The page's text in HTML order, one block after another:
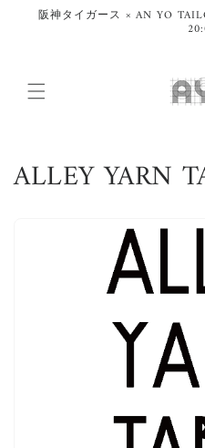
Skip to
content
阪神タイガース × AN YO
C
ALLEY YARN